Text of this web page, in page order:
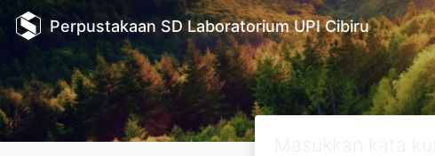
Perpustakaan SD Laboratorium UPI Cibiru